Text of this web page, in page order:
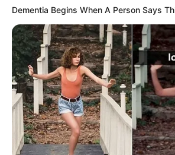
a esses alimentos
É possível criar brincadeiras
divertidas e educativas, como
memória com nomes e
ao tema
Se sua festa tiver piscina,
crianças
Dementia Begins When A Person Says